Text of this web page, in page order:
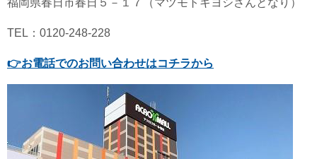
福岡県春日市春日５－１７（マツモトキヨシさんとなり）
TEL：0120-248-228
👉お電話でのお問い合わせはコチラから